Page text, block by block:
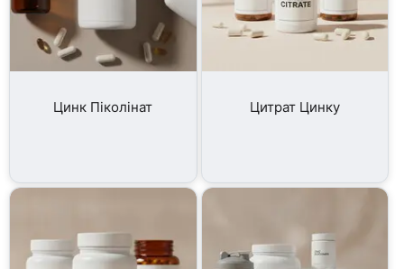
Цинк Піколінат Цитрат Цинку